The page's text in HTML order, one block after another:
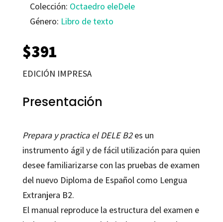
Colección: Octaedro eleDele
Género: Libro de texto
$391
EDICIÓN IMPRESA
Presentación
Prepara y practica el DELE B2es un
instrumento ágil y de fácil utilización para quien
desee familiarizarse con las pruebas de examen
del nuevo Diploma de Español como Lengua
Extranjera B2.
El manual reproduce la estructura del examen e